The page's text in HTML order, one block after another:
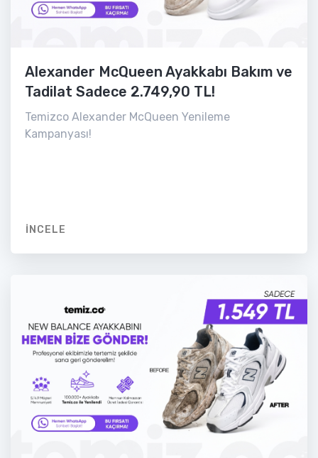
Alexander McQueen Ayakkabı Bakım ve
Tadilat Sadece 2.749,90 TL!
Temizco Alexander McQueen Yenileme
Kampanyası!
İNCELE